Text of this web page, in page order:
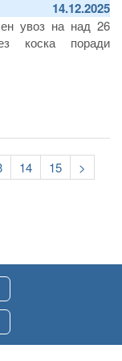
14.12.2025
увоз на над 26
коска поради
Page
14 Page
15
Следна
страна
>